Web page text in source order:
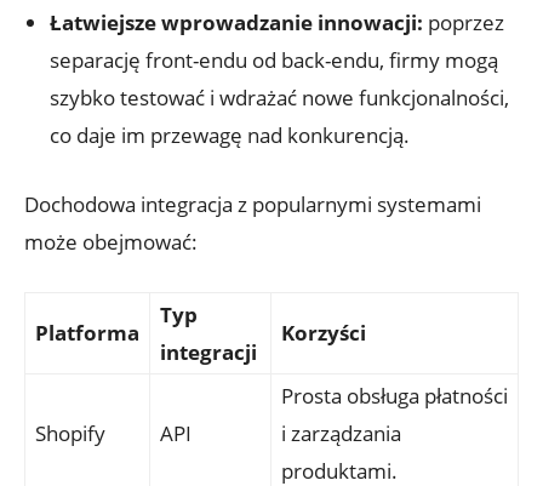
Łatwiejsze wprowadzanie⁤ innowacji: poprzez
separację front-endu od back-endu, firmy ⁣mogą
szybko testować i‍ wdrażać nowe ⁣funkcjonalności,
co daje⁣ im⁢ przewagę nad⁤ konkurencją.
Dochodowa integracja z popularnymi systemami
może obejmować:
Platforma
Typ
integracji
Korzyści
Shopify API
Prosta‌ obsługa ⁣płatności
i zarządzania
produktami.